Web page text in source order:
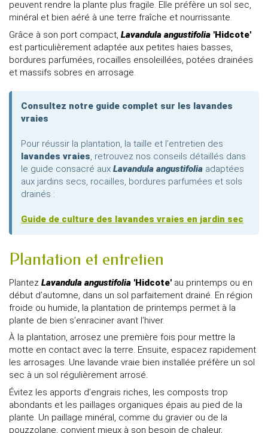
peuvent rendre la plante plus fragile. Elle préfère un sol sec,
minéral et bien aéré à une terre fraîche et nourrissante.
Grâce à son port compact, Lavandula angustifolia 'Hidcote'
est particulièrement adaptée aux petites haies basses,
bordures parfumées, rocailles ensoleillées, potées drainées
et massifs sobres en arrosage.
Consultez notre guide complet sur les lavandes
vraies
Pour réussir la plantation, la taille et l’entretien des
lavandes vraies, retrouvez nos conseils détaillés dans
le guide consacré aux Lavandula angustifolia adaptées
aux jardins secs, rocailles, bordures parfumées et sols
drainés :
Guide de culture des lavandes vraies en jardin sec
Plantation et entretien
Plantez Lavandula angustifolia 'Hidcote' au printemps ou en
début d’automne, dans un sol parfaitement drainé. En région
froide ou humide, la plantation de printemps permet à la
plante de bien s’enraciner avant l’hiver.
À la plantation, arrosez une première fois pour mettre la
motte en contact avec la terre. Ensuite, espacez rapidement
les arrosages. Une lavande vraie bien installée préfère un sol
sec à un sol régulièrement arrosé.
Évitez les apports d’engrais riches, les composts trop
abondants et les paillages organiques épais au pied de la
plante. Un paillage minéral, comme du gravier ou de la
pouzzolane, convient mieux à son besoin de chaleur,